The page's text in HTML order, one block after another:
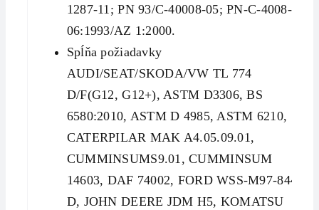
1287-11; PN 93/C-40008-05; PN-C-4008-
06:1993/AZ 1:2000.
Spĺňa požiadavky
AUDI/SEAT/SKODA/VW TL 774
D/F(G12, G12+), ASTM D3306, BS
6580:2010, ASTM D 4985, ASTM 6210,
CATERPILAR MAK A4.05.09.01,
CUMMINSUMS9.01, CUMMINSUM
14603, DAF 74002, FORD WSS-M97-844
D, JOHN DEERE JDM H5, KOMATSU